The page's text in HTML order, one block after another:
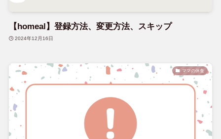
【homeal】登録方法、変更方法、スキップ
2024年12月16日
ママの休食